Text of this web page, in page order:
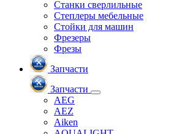
Станки сверлильные
Степлеры мебельные
Стойки для машин
Фрезеры
Фрезы
Запчасти
Запчасти
AEG
AEZ
Aiken